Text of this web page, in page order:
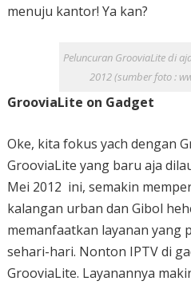
menuju kantor! Ya kan?
Peluncuran GrooviaLite di
2012 (sumber foto :
GrooviaLite on Gadget
Oke, kita fokus yach dengan
GrooviaLite yang baru aja
Mei 2012 ini, semakin
kalangan urban dan Gibol
memanfaatkan layanan yang
sehari-hari. Nonton IPTV di
GrooviaLite. Layanannya